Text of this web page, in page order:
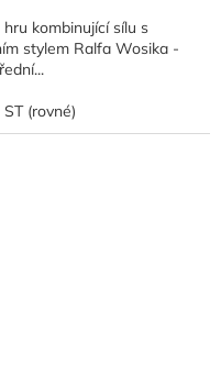
kombinující sílu s
stylem Ralfa Wosika -
ST (rovné)